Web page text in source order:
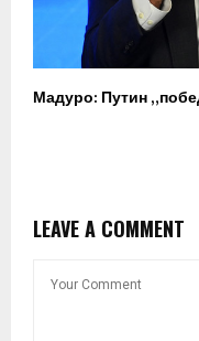
Мадуро: Путин
LEAVE A COMMENT